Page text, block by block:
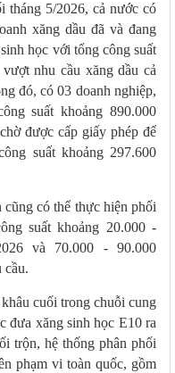
tháng 5/2026, cả nước có
xăng dầu đã và đang
học với tổng công suất
nhu cầu xăng dầu cả
đó, có 03 doanh nghiệp,
suất khoảng 890.000
được cấp giấy phép để
suất khoảng 297.600
có thể thực hiện phối
suất khoảng 20.000 -
và 70.000 - 90.000
cầu.
cuối trong chuỗi cung
đưa xăng sinh học E10 ra
trộn, hệ thống phân phối
phạm vi toàn quốc, gồm